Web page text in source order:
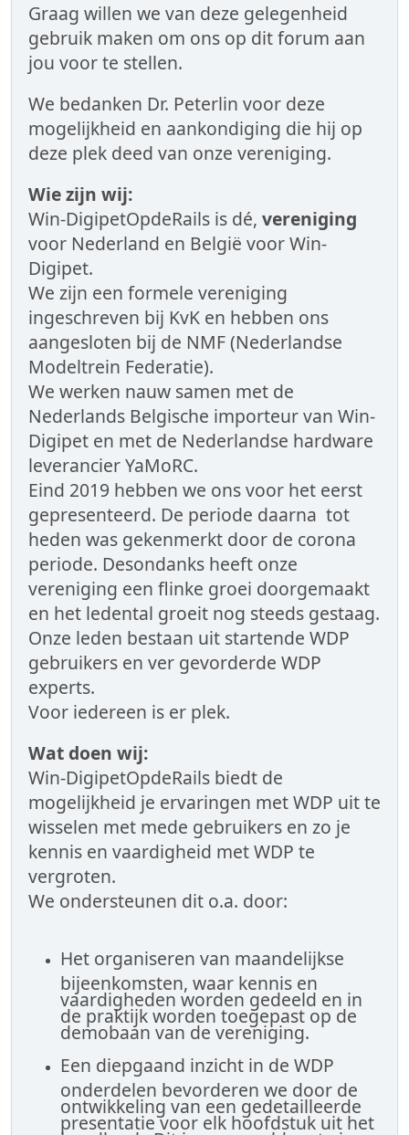
Graag willen we van deze gelegenheid
gebruik maken om ons op dit forum aan
jou voor te stellen.
We bedanken Dr. Peterlin voor deze
mogelijkheid en aankondiging die hij op
deze plek deed van onze vereniging.
Wie zijn wij:
Win-DigipetOpdeRails is dé, vereniging
voor Nederland en België voor Win-
Digipet.
We zijn een formele vereniging
ingeschreven bij KvK en hebben ons
aangesloten bij de NMF (Nederlandse
Modeltrein Federatie).
We werken nauw samen met de
Nederlands Belgische importeur van Win-
Digipet en met de Nederlandse hardware
leverancier YaMoRC.
Eind 2019 hebben we ons voor het eerst
gepresenteerd. De periode daarna tot
heden was gekenmerkt door de corona
periode. Desondanks heeft onze
vereniging een flinke groei doorgemaakt
en het ledental groeit nog steeds gestaag.
Onze leden bestaan uit startende WDP
gebruikers en ver gevorderde WDP
experts.
Voor iedereen is er plek.
Wat doen wij:
Win-DigipetOpdeRails biedt de
mogelijkheid je ervaringen met WDP uit te
wisselen met mede gebruikers en zo je
kennis en vaardigheid met WDP te
vergroten.
We ondersteunen dit o.a. door:
Het organiseren van maandelijkse
bijeenkomsten, waar kennis en
vaardigheden worden gedeeld en in
de praktijk worden toegepast op de
demobaan van de vereniging.
Een diepgaand inzicht in de WDP
onderdelen bevorderen we door de
ontwikkeling van een gedetailleerde
presentatie voor elk hoofdstuk uit het